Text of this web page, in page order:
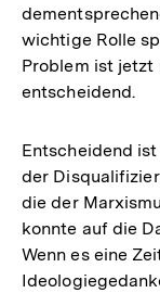
wichtige Rolle
Problem ist jetzt
entscheidend.
Entscheidend
der
die der
konnte auf die
Wenn es eine